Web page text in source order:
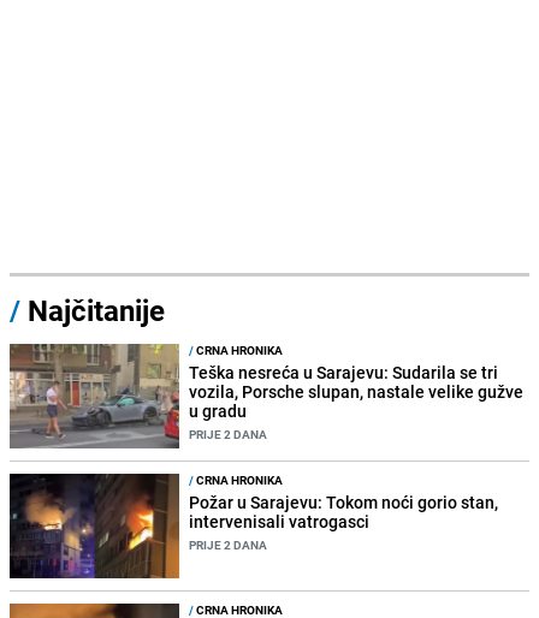
/ Najčitanije
/CRNA HRONIKA
Teška nesreća u Sarajevu: Sudarila se tri
vozila, Porsche slupan, nastale velike gužve
u gradu
PRIJE 2 DANA
/CRNA HRONIKA
Požar u Sarajevu: Tokom noći gorio stan,
intervenisali vatrogasci
PRIJE 2 DANA
/CRNA HRONIKA